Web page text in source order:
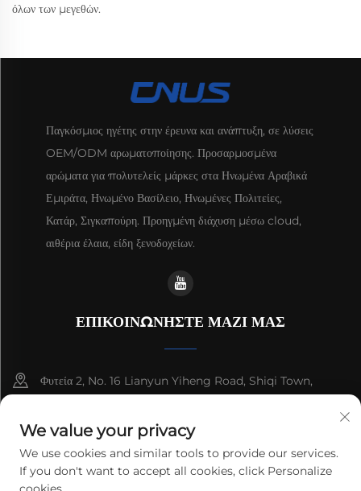
όλων των μεγεθών.
Παγκόσμιος ηγέτης στην έρευνα και ανάπτυξη, σε λύσεις
OEM/ODM αρωματοποίησης. Προσαρμοσμένα
αρώματα για πολυτελείς μάρκες στα Ηνωμένα Αραβικά
Εμιράτα, Ηνωμένο Βασίλειο, Ηνωμένες Πολιτείες,
Κατάρ, Σιγκαπούρη. Προηγμένη διάχυση μέσω cloud,
αιθέρια έλαια, είδη ξενοδοχείων.
ΕΠΙΚΟΙΝΩΝΗΣΤΕ ΜΑΖΙ ΜΑΣ
Φυτεία 2, No. 16 Lianyun Yiheng Road, Shiqi Town,
+86-13192436782
[email protected]
We value your privacy
We use cookies and similar tools to provide our services.
If you don't want to accept all cookies, click Personalize